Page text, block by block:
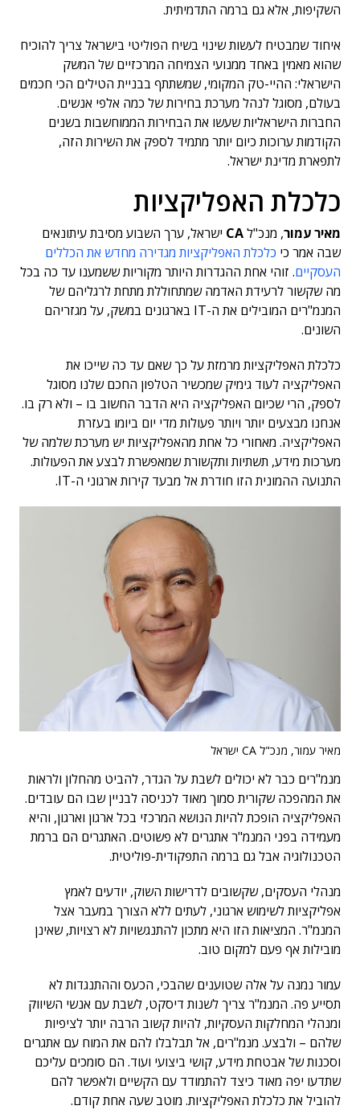
השקיפות, אלא גם ברמה התדמיתית.
איחוד שמבטיח לעשות שינוי בשיח הפוליטי בישראל צריך להוכיח
שהוא מאמין באחד ממנועי הצמיחה המרכזיים של המשק
הישראלי: ההיי-טק המקומי, שמשתתף בבניית הטילים הכי חכמים
בעולם, מסוגל לנהל מערכת בחירות של כמה אלפי אנשים.
החברות הישראליות שעשו את הבחירות הממוחשבות בשנים
הקודמות ערוכות כיום יותר מתמיד לספק את השירות הזה,
לתפארת מדינת ישראל.
כלכלת האפליקציות
מאיר עמור, מנכ"לCA ישראל, ערך השבוע מסיבת עיתונאים
שבה אמר כי כלכלת האפליקציות מגדירה מחדש את הכללים
העסקיים. זוהי אחת ההגדרות היותר מקוריות ששמענו עד כה בכל
מה שקשור לרעידת האדמה שמתחוללת מתחת לרגליהם של
המנמ"רים המובילים את ה-IT בארגונים במשק, על מגזריהם
השונים.
כלכלת האפליקציות מרמזת על כך שאם עד כה שייכו את
האפליקציה לעוד גימיק שמכשיר הטלפון החכם שלנו מסוגל
לספק, הרי שכיום האפליקציה היא הדבר החשוב בו – ולא רק בו.
אנחנו מבצעים יותר ויותר פעולות מדי יום ביומו בעזרת
האפליקציה. מאחורי כל אחת מהאפליקציות יש מערכת שלמה של
מערכות מידע, תשתיות ותקשורת שמאפשרת לבצע את הפעולות.
התנועה ההמונית הזו חודרת אל מבעד קירות ארגוני ה-IT.
מאיר עמור, מנכ"ל CA ישראל
מנמ"רים כבר לא יכולים לשבת על הגדר, להביט מהחלון ולראות
את המהפכה שקורית סמוך מאוד לכניסה לבניין שבו הם עובדים.
האפליקציה הופכת להיות הנושא המרכזי בכל ארגון וארגון, והיא
מעמידה בפני המנמ"ר אתגרים לא פשוטים. האתגרים הם ברמת
הטכנולוגיה אבל גם ברמה התפקודית-פוליטית.
מנהלי העסקים, שקשובים לדרישות השוק, יודעים לאמץ
אפליקציות לשימוש ארגוני, לעתים ללא הצורך במעבר אצל
המנמ"ר. המציאות הזו היא מתכון להתנגשויות לא רצויות, שאינן
מובילות אף פעם למקום טוב.
עמור נמנה על אלה שטוענים שהבכי, הכעס וההתנגדות לא
תסייע פה. המנמ"ר צריך לשנות דיסקט, לשבת עם אנשי השיווק
ומנהלי המחלקות העסקיות, להיות קשוב הרבה יותר לציפיות
שלהם – ולבצע. מנמ"רים, אל תבלבלו להם את המוח עם אתגרים
וסכנות של אבטחת מידע, קושי ביצועי ועוד. הם סומכים עליכם
שתדעו יפה מאוד כיצד להתמודד עם הקשיים ולאפשר להם
להוביל את כלכלת האפליקציות. מוטב שעה אחת קודם.